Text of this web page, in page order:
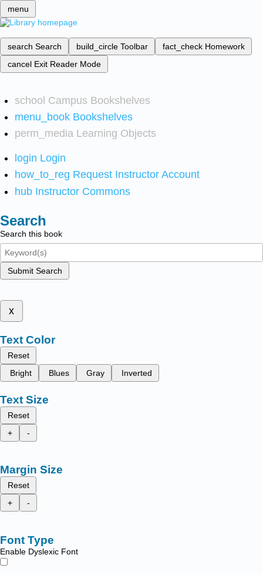
menu
search Search build_circle Toolbar fact_check Homework
cancel Exit Reader Mode
school Campus Bookshelves
menu_book Bookshelves
perm_media Learning Objects
login Login
how_to_reg Request Instructor Account
hub Instructor Commons
Search
Search this book
Submit Search
x
Text Color
Reset
Bright
Blues Gray Inverted
Text Size
Reset
+
-
Margin Size
Reset
+
-
Font Type
Enable Dyslexic Font